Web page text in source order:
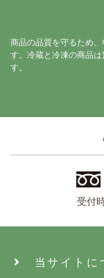
商品の品質を守るため
す。冷蔵と冷凍の商品
す。
受付
当サイトに